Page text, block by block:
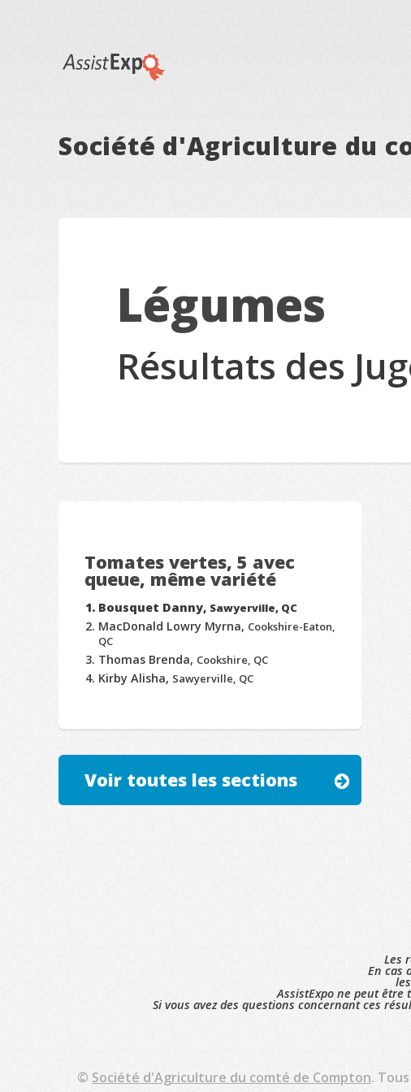
Société d'Agriculture du
Légumes
Résultats des
Tomates vertes, 5 avec
queue, même variété
Bousquet Danny, Sawyerville, QC
MacDonald Lowry Myrna, Cookshire-Eaton,
QC
Thomas Brenda, Cookshire, QC
Kirby Alisha, Sawyerville, QC
Voir toutes les sections
Les
En cas
AssistExpo ne peut être
Si vous avez des questions concernant ces
© Société d'Agriculture du comté de Compton.